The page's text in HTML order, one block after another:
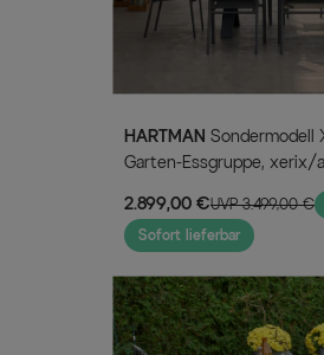
HARTMAN
Garten-Essgruppe, xerix/
Alu/Glaskeramik, 8
220/280x100cm
2.899,00 €UVP 3.499,00 €
Sofort lieferbar